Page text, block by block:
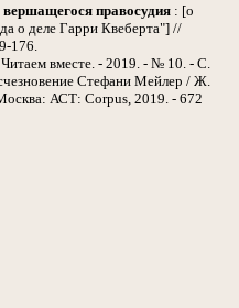
правосудия : [о
о деле Гарри Квеберта"] //
176.
вместе. - 2019. - № 10. - С.
Стефани Мейлер / Ж.
АСТ: Corpus, 2019. - 672